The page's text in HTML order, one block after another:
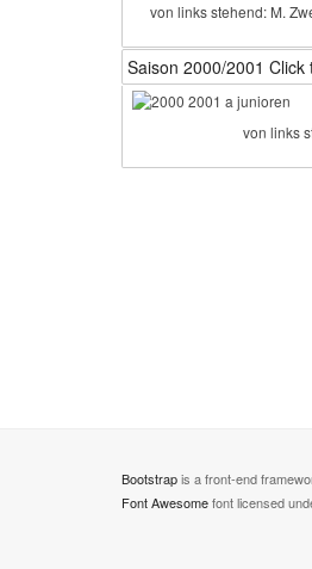
von links stehend: M.
Saison 2000/2001 Click
von links
Bootstrapis a front-end
Font Awesomefont licensed